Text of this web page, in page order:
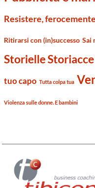
Resistere,
Ritirarsi con (in)successo Sai
Storielle Storiacce
tuo capo Tutta colpa tua
Violenza sulle donne. E bambini